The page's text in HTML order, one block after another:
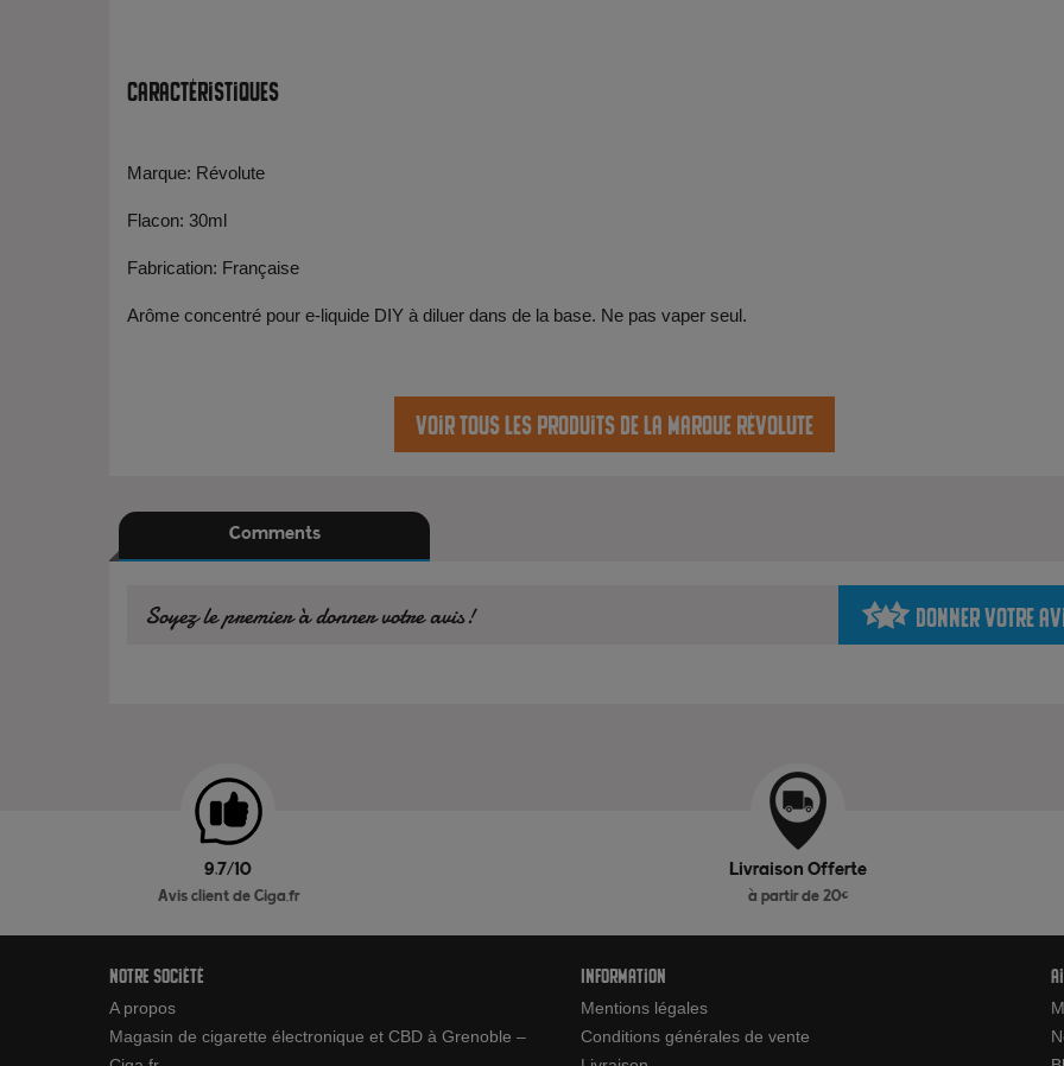
Caractéristiques
Marque: Révolute
Flacon: 30ml
Fabrication: Française
Arôme concentré pour e-liquide DIY à diluer dans de la base. Ne pas vaper seul.
Voir tous les produits de la marque Révolute
Comments
Soyez le premier à donner votre avis! Donner votre
9.7/10
Avis client de Ciga.fr
Livraison Offerte
à partir de 20€
Notre société
A propos
Magasin de cigarette électronique et CBD à Grenoble –
Information
Mentions légales
Conditions générales de vente